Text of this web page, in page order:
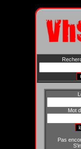
Mot
Pas